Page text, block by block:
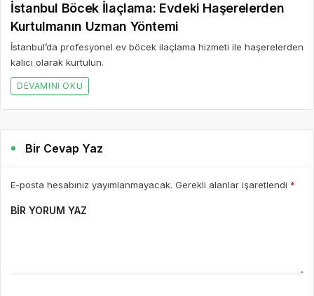
İstanbul Böcek İlaçlama: Evdeki Haşerelerden
Kurtulmanın Uzman Yöntemi
İstanbul’da profesyonel ev böcek ilaçlama hizmeti ile haşerelerden
kalıcı olarak kurtulun.
DEVAMINI OKU
Bir Cevap Yaz
E-posta hesabınız yayımlanmayacak. Gerekli alanlar işaretlendi *
BIR YORUM YAZ